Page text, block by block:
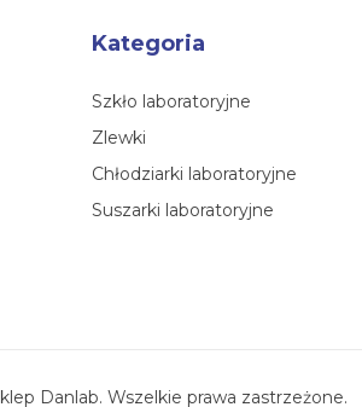
Kategoria
Szkło laboratoryjne
Zlewki
Chłodziarki laboratoryjne
Suszarki laboratoryjne
Danlab. Wszelkie prawa zastrzeżone.